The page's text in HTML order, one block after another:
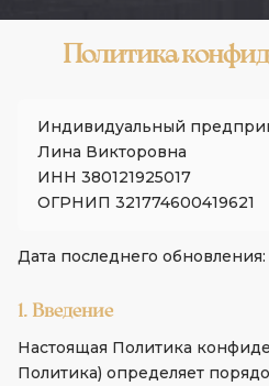
Политика
Индивидуальный
Лина Викторовна
ИНН 380121925017
ОГРНИП 321774600419621
Дата последнего
1. Введение
Настоящая Политика
Политика) определяет